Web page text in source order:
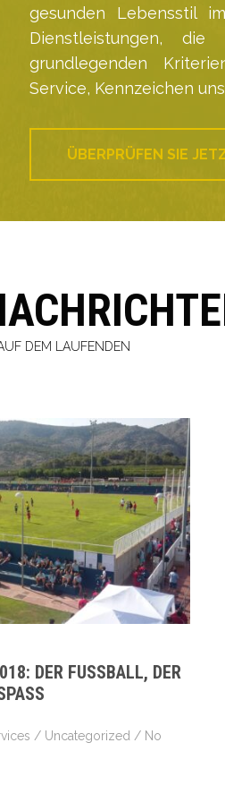
gesunden Lebensstil
Dienstleistungen,
grundlegenden
Service, Kennzeichen
ÜBERPRÜFEN SIE
DEM LAUFENDEN
DER FUSSBALL, DER S
/ Uncategorized / No